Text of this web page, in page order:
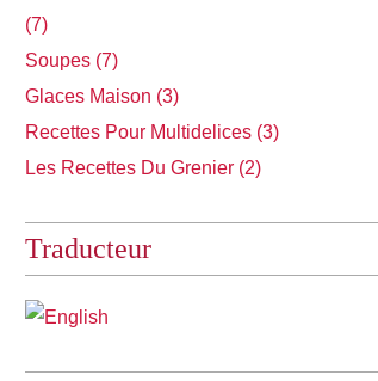
(7)
Soupes (7)
Glaces Maison (3)
Recettes Pour Multidelices (3)
Les Recettes Du Grenier (2)
Traducteur